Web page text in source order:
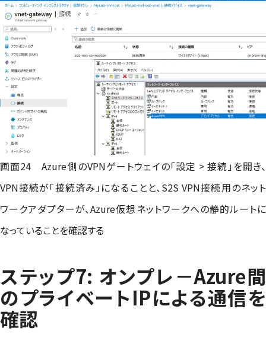
画面24 Azure側のVPNゲートウェイの「設定 > 接続」を開き、
VPN接続が「接続済み」になることと、S2S VPN接続用のネット
ワークアダプターが、Azure仮想ネットワークへの静的ルートに
なっていることを確認する
ステップ7: オンプレ－Azure間
のプライベートIPによる通信を
確認